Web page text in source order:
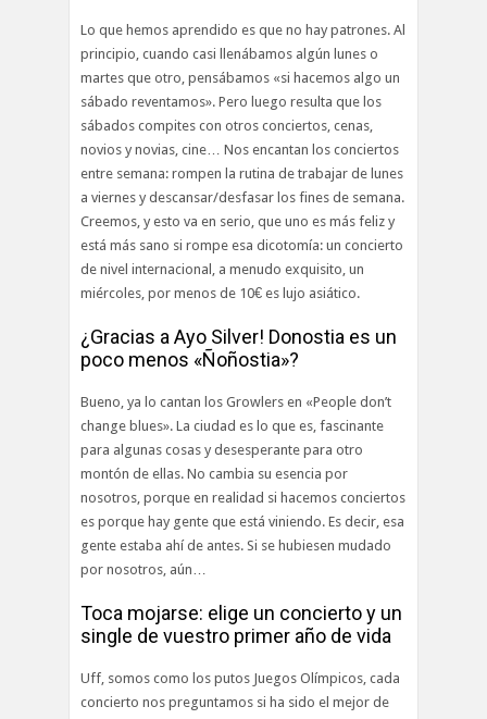
Lo que hemos aprendido es que no hay patrones. Al
principio, cuando casi llenábamos algún lunes o
martes que otro, pensábamos «si hacemos algo un
sábado reventamos». Pero luego resulta que los
sábados compites con otros conciertos, cenas,
novios y novias, cine… Nos encantan los conciertos
entre semana: rompen la rutina de trabajar de lunes
a viernes y descansar/desfasar los fines de semana.
Creemos, y esto va en serio, que uno es más feliz y
está más sano si rompe esa dicotomía: un concierto
de nivel internacional, a menudo exquisito, un
miércoles, por menos de 10€ es lujo asiático.
¿Gracias a Ayo Silver! Donostia es un
poco menos «Ñoñostia»?
Bueno, ya lo cantan los Growlers en «People don’t
change blues». La ciudad es lo que es, fascinante
para algunas cosas y desesperante para otro
montón de ellas. No cambia su esencia por
nosotros, porque en realidad si hacemos conciertos
es porque hay gente que está viniendo. Es decir, esa
gente estaba ahí de antes. Si se hubiesen mudado
por nosotros, aún…
Toca mojarse: elige un concierto y un
single de vuestro primer año de vida
Uff, somos como los putos Juegos Olímpicos, cada
concierto nos preguntamos si ha sido el mejor de